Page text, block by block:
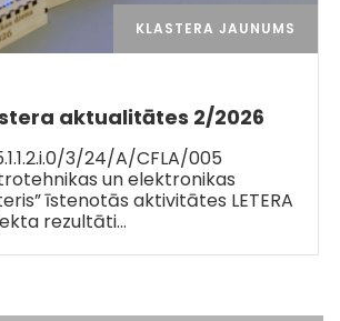
KLASTERA JAUNUMS
aktualitātes 2/2026
3/24/A/CFLA/005
un elektronikas
īstenotās aktivitātes LETERA
rezultāti…